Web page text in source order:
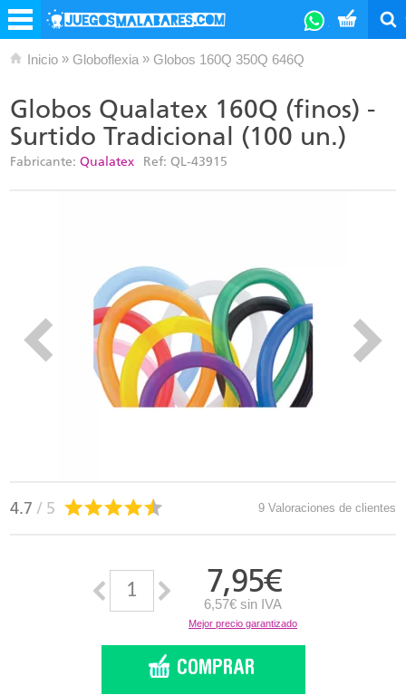
Inicio » Globoflexia » Globos 160Q 350Q 646Q
Globos Qualatex 160Q (finos) -
Surtido Tradicional (100 un.)
Fabricante: Qualatex Ref: QL-43915
4.7 / 5 9 Valoraciones de clientes
7,95€
6,57€ sin IVA
Mejor precio garantizado